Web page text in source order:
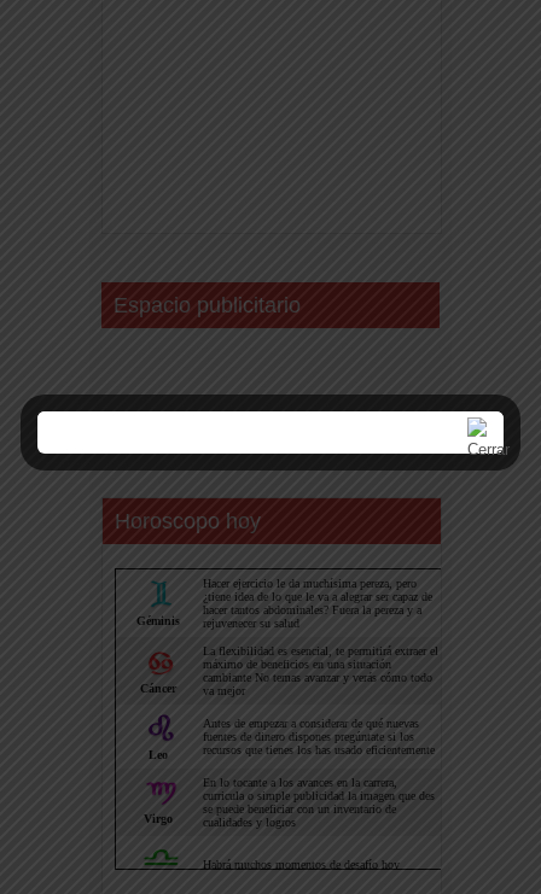
Espacio publicitario
Horoscopo hoy